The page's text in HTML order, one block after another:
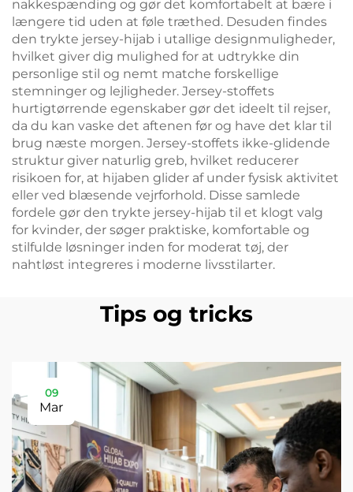
nakkespænding og gør det komfortabelt at bære i
længere tid uden at føle træthed. Desuden findes
den trykte jersey-hijab i utallige designmuligheder,
hvilket giver dig mulighed for at udtrykke din
personlige stil og nemt matche forskellige
stemninger og lejligheder. Jersey-stoffets
hurtigtørrende egenskaber gør det ideelt til rejser,
da du kan vaske det aftenen før og have det klar til
brug næste morgen. Jersey-stoffets ikke-glidende
struktur giver naturlig greb, hvilket reducerer
risikoen for, at hijaben glider af under fysisk aktivitet
eller ved blæsende vejrforhold. Disse samlede
fordele gør den trykte jersey-hijab til et klogt valg
for kvinder, der søger praktiske, komfortable og
stilfulde løsninger inden for moderat tøj, der
nahtløst integreres i moderne livsstilarter.
Tips og tricks
09
Mar